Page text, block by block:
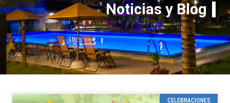
Noticias y Blog
CELEBRACIONES